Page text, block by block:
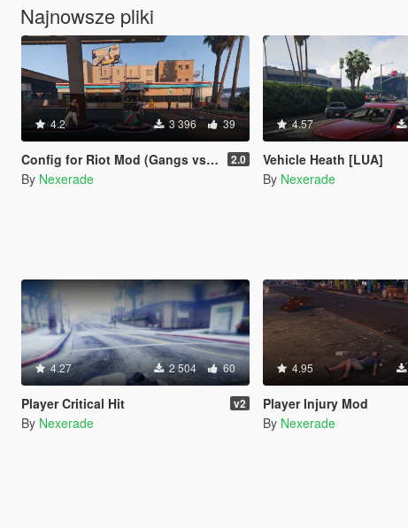
Najnowsze pliki
4.2 3 396 39
Config for Riot Mod (Gangs vs Police + DLC Weapons) 2.0
By Nexerade
4.57
Vehicle Heath [LUA]
By Nexerade
4.27 2 504 60
Player Critical Hit v2
By Nexerade
4.95
Player Injury Mod
By Nexerade